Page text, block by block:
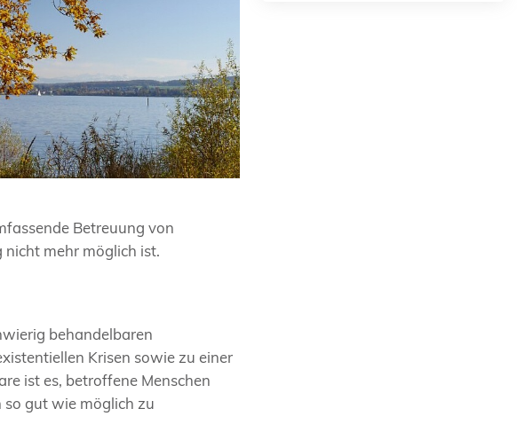
Betreuung von
nicht mehr möglich ist.
behandelbaren
Krisen sowie zu einer
ist es, betroffene Menschen
so gut wie möglich zu